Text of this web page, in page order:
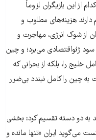
از این بازیگران لزوماً
هزینه‌های مطلوب و
از شوک انرژی، مهاجرت و
سود ژئواقتصادی می‌برد؛ و چین
خلیج را، بلکه از بحرانی که
به چین را کامل نبندد بی‌ضرر
به دو دسته تقسیم کرد: بخشی
می‌گوید ایران «تنها مانده و